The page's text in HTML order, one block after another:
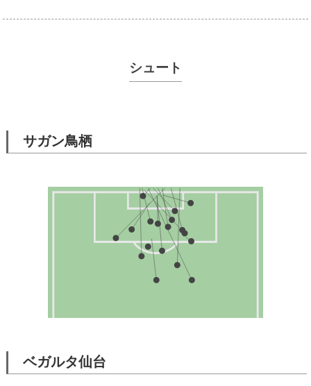
シュート
サガン鳥栖
ベガルタ仙台